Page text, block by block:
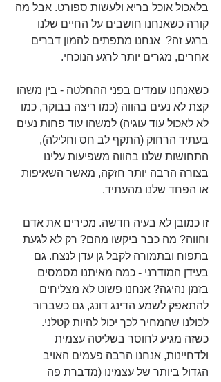
בלאכול אוכל בריא ולעשות ספורט. אבל מה
קורה כשאנחנו חושבים על החיים שלנו
ברגע זה?  אנחנו מתפתים להמון דברים
אחרים, מגרים יותר לרגע הנוכחי.
כשאנחנו עומדים בפני ההחלטה - בין משהו
קצת לא נעים בהווה (כמו ריצה בבוקר, כמו
לא לאכול עוד עוגיה) למשהו עוד פחות נעים
בעתיד הרחוק (התקף לב חס וחלילה),
התחושות שלנו בהווה משפיעות עלינו
בצורה הרבה יותר חזקה, מאשר השאיפות
או הפחד שלנו מהעתיד.
זו כמובן לא בעיה חדשה. מכירים את אדם
וחווה? מה כבר ביקשו מהם? רק לא לגעת
בתפוח ובתמורה לקבל גן עדן לנצח. גם
בעידן המודרני - כמה מאיתנו מסמסים
בזמן נהיגה? אנחנו פשוט לא מצליחים
להתאפק לשמע הדינג דונג, גם כשברור
לכולנו שהמחיר לכך יכול להיות קטלני.
כשזה מגיע לחוסר בשליטה עצמית
ולדחיינות, אנחנו הרבה פעמים האויב
הגדול ביותר של עצמינו (מדברת פה